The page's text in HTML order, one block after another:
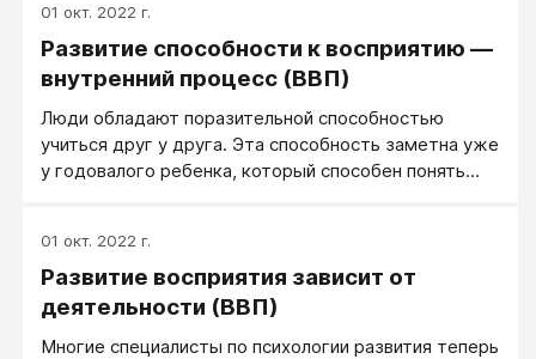
формируется под влиянием извне и развивается в
себе самим ребенком. Как происходит развитие
ребенка и как развивать у ребенка способности и
01 окт. 2022 г.
Развитие способности к восприятию —
внутренний процесс (ВВП)
Люди обладают поразительной способностью
учиться друг у друга. Эта способность заметна уже
у годовалого ребенка, который способен понять
это слово или предмет другой человек.
01 окт. 2022 г.
Развитие восприятия зависит от
деятельности (ВВП)
Многие специалисты по психологии развития теперь